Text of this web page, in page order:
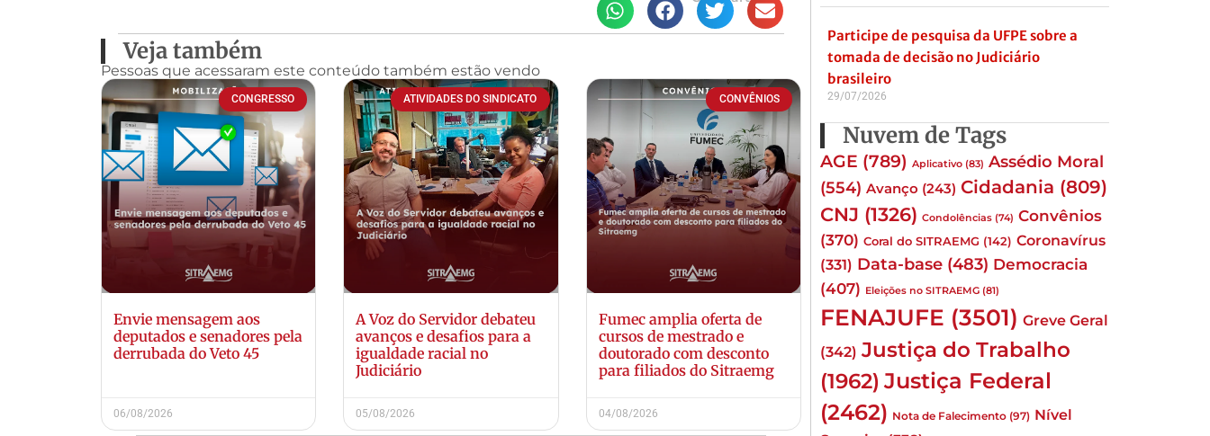
Veja também
Pessoas que acessaram este conteúdo também estão vendo
CONGRESSO
Envie mensagem aos
deputados e senadores pela
derrubada do Veto 45
06/08/2026
ATIVIDADES DO SINDICATO
A Voz do Servidor debateu
avanços e desafios para a
igualdade racial no
Judiciário
05/08/2026
CONVÊNIOS
Fumec amplia oferta de
cursos de mestrado e
doutorado com desconto
para filiados do Sitraemg
04/08/2026
Participe de pesquisa da UFPE sobre a
tomada de decisão no Judiciário
brasileiro
29/07/2026
Nuvem de Tags
AGE (789) Aplicativo (83) Assédio Moral
(554) Avanço (243) Cidadania (809)
CNJ (1326) Condolências (74) Convênios
(370) Coral do SITRAEMG (142) Coronavírus
(331) Data-base (483) Democracia
(407) Eleições no SITRAEMG (81)
FENAJUFE (3501) Greve Geral
(342) Justiça do Trabalho
(1962) Justiça Federal
(2462) Nota de Falecimento (97) Nível